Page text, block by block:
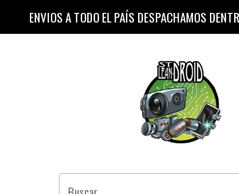
ENVIOS A TODO EL PAÍS DESPACHAMOS